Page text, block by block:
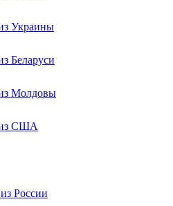
Украины
Беларуси
Молдовы
из США
России